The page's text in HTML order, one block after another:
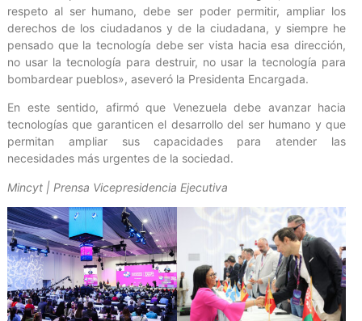
respeto al ser humano, debe ser poder permitir, ampliar los
derechos de los ciudadanos y de la ciudadana, y siempre he
pensado que la tecnología debe ser vista hacia esa dirección,
no usar la tecnología para destruir, no usar la tecnología para
bombardear pueblos», aseveró la Presidenta Encargada.
En este sentido, afirmó que Venezuela debe avanzar hacia
tecnologías que garanticen el desarrollo del ser humano y que
permitan ampliar sus capacidades para atender las
necesidades más urgentes de la sociedad.
Mincyt | Prensa Vicepresidencia Ejecutiva